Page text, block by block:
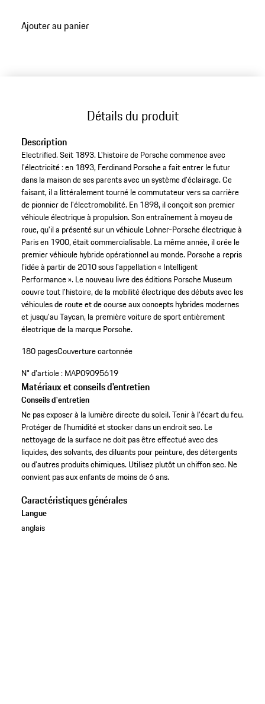
Ajouter au panier
Détails du produit
Description
Electrified. Seit 1893. L'histoire de Porsche commence avec
l'électricité : en 1893, Ferdinand Porsche a fait entrer le futur
dans la maison de ses parents avec un système d'éclairage. Ce
faisant, il a littéralement tourné le commutateur vers sa carrière
de pionnier de l'électromobilité. En 1898, il conçoit son premier
véhicule électrique à propulsion. Son entraînement à moyeu de
roue, qu'il a présenté sur un véhicule Lohner-Porsche électrique à
Paris en 1900, était commercialisable. La même année, il crée le
premier véhicule hybride opérationnel au monde. Porsche a repris
l'idée à partir de 2010 sous l'appellation « Intelligent
Performance ». Le nouveau livre des éditions Porsche Museum
couvre tout l'histoire, de la mobilité électrique des débuts avec les
véhicules de route et de course aux concepts hybrides modernes
et jusqu'au Taycan, la première voiture de sport entièrement
électrique de la marque Porsche.
180 pagesCouverture cartonnée
N° d'article : MAP09095619
Matériaux et conseils d'entretien
Conseils d'entretien
Ne pas exposer à la lumière directe du soleil. Tenir à l'écart du feu.
Protéger de l'humidité et stocker dans un endroit sec. Le
nettoyage de la surface ne doit pas être effectué avec des
liquides, des solvants, des diluants pour peinture, des détergents
ou d'autres produits chimiques. Utilisez plutôt un chiffon sec. Ne
convient pas aux enfants de moins de 6 ans.
Caractéristiques générales
Langue
anglais